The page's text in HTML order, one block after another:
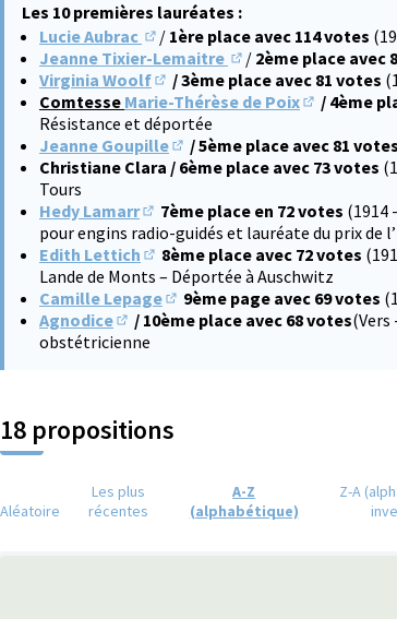
Les 10 premières lauréates :
Lucie Aubrac
(S'ouvre dans un nouvel onglet)
/ 1ère place avec 114 votes
Jeanne Tixier-Lemaitre
(S'ouvre dans un
/ 2ème place avec
Virginia Woolf
(S'ouvre dans un nouvel onglet)
/ 3ème place avec 81 votes
Comtesse Marie-Thérèse de Poix
(S'ouvre
/ 4ème
Résistance et déportée
Jeanne Goupille
(S'ouvre dans un nouvel
/ 5ème place avec 81 votes
Christiane Clara / 6ème place avec 73 votes
Tours
Hedy Lamarr
(S'ouvre dans un nouvel onglet)
7ème place en 72 votes (1914
pour engins radio-guidés et lauréate du prix de
Edith Lettich
(S'ouvre dans un nouvel onglet)
8ème place avec 72 votes
Lande de Monts – Déportée à Auschwitz
Camille Lepage
(S'ouvre dans un nouvel onglet)
9ème page avec 69 votes
Agnodice
(S'ouvre dans un nouvel onglet)
/ 10ème place avec 68 votes
obstétricienne
18 propositions
Aléatoire
Les plus
récentes
A-Z
(alphabétique)
Z-A